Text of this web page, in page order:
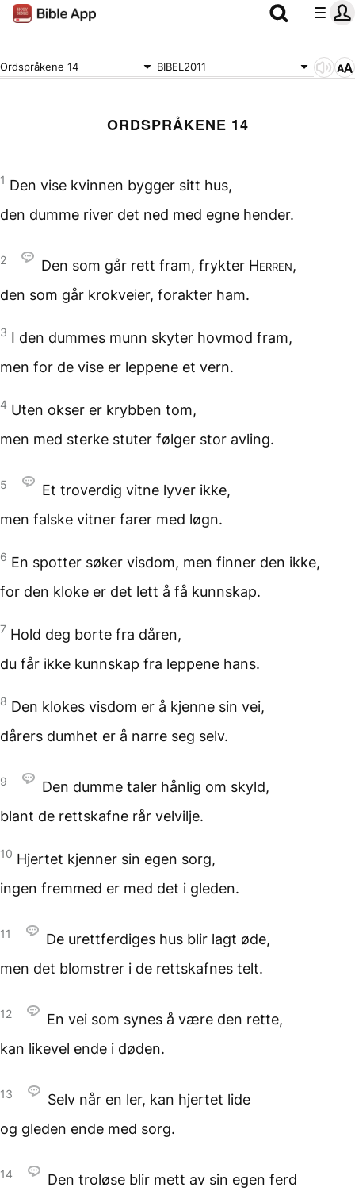
Ordspråkene 14 BIBEL2011
ORDSPRÅKENE 14
1 Den vise kvinnen bygger sitt hus,
den dumme river det ned med egne hender.
2 Den som går rett fram, frykter Herren,
den som går krokveier, forakter ham.
3 I den dummes munn skyter hovmod fram,
men for de vise er leppene et vern.
4 Uten okser er krybben tom,
men med sterke stuter følger stor avling.
5
Et troverdig vitne lyver ikke,
men falske vitner farer med løgn.
6 En spotter søker visdom, men finner den ikke,
for den kloke er det lett å få kunnskap.
7 Hold deg borte fra dåren,
du får ikke kunnskap fra leppene hans.
8 Den klokes visdom er å kjenne sin vei,
dårers dumhet er å narre seg selv.
9 Den dumme taler hånlig om skyld,
blant de rettskafne rår velvilje.
10 Hjertet kjenner sin egen sorg,
ingen fremmed er med det i gleden.
11 De urettferdiges hus blir lagt øde,
men det blomstrer i de rettskafnes telt.
12 En vei som synes å være den rette,
kan likevel ende i døden.
13 Selv når en ler, kan hjertet lide
og gleden ende med sorg.
14 Den troløse blir mett av sin egen ferd